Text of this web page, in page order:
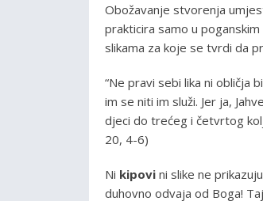
Obožavanje stvorenja
prakticira samo u
slikama za koje se tvrdi da
“Ne pravi sebi lika ni obličja
im se niti im služi. Jer ja,
djeci do trećeg i četvrtog
20, 4-6)
Ni kipovi ni slike ne
duhovno odvaja od Boga!